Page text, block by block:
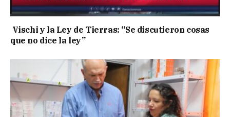
Vischi y la Ley de Tierras: “Se discutieron cosas
que no dice la ley”